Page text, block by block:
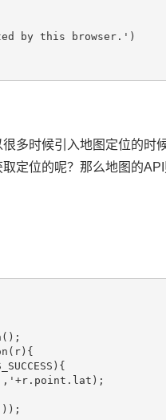
by this browser.')
多时候引入地图定位的时
定位的呢？那么地图的